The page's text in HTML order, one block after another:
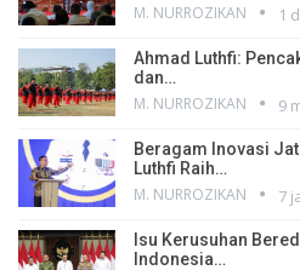
M. NURROZIKAN 1
Ahmad Luthfi:
dan…
M. NURROZIKAN 9
Beragam Inovasi
Luthfi Raih…
M. NURROZIKAN 7
Isu Kerusuhan
Indonesia…